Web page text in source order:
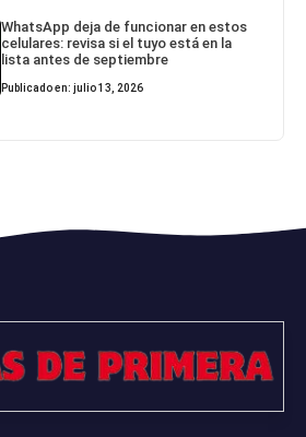
WhatsApp deja de funcionar en estos
celulares: revisa si el tuyo está en la
lista antes de septiembre
Publicado en: julio 13, 2026